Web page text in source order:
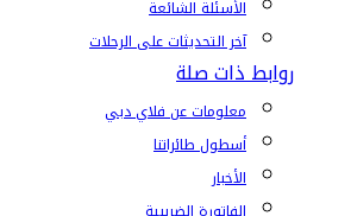
الأسئلة الشائعة
آخر التحديثات على الرحلات
روابط ذات صلة
معلومات عن فلاي دبي
أسطول طائراتنا
الأخبار